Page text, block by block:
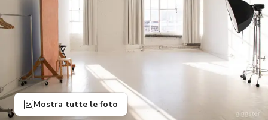
Mostra tutte le foto